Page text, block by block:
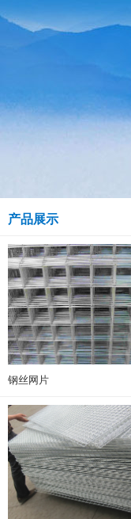
产品展示
钢丝网片